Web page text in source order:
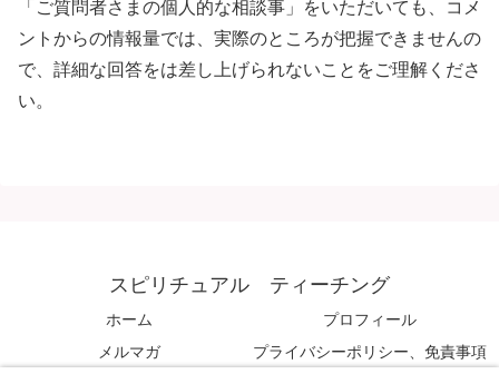
「ご質問者さまの個人的な相談事」をいただいても、コメ
ントからの情報量では、実際のところが把握できませんの
で、詳細な回答をは差し上げられないことをご理解くださ
い。
スピリチュアル ティーチング
ホーム
プロフィール
メルマガ
プライバシーポリシー、免責事項